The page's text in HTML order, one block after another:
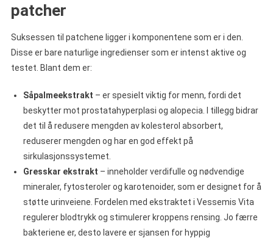
patcher
Suksessen til patchene ligger i komponentene som er i den.
Disse er bare naturlige ingredienser som er intenst aktive og
testet. Blant dem er:
Såpalmeekstrakt – er spesielt viktig for menn, fordi det
beskytter mot prostatahyperplasi og alopecia. I tillegg bidrar
det til å redusere mengden av kolesterol absorbert,
reduserer mengden og har en god effekt på
sirkulasjonssystemet.
Gresskar ekstrakt – inneholder verdifulle og nødvendige
mineraler, fytosteroler og karotenoider, som er designet for å
støtte urinveiene. Fordelen med ekstraktet i Vessemis Vita
regulerer blodtrykk og stimulerer kroppens rensing. Jo færre
bakteriene er, desto lavere er sjansen for hyppig